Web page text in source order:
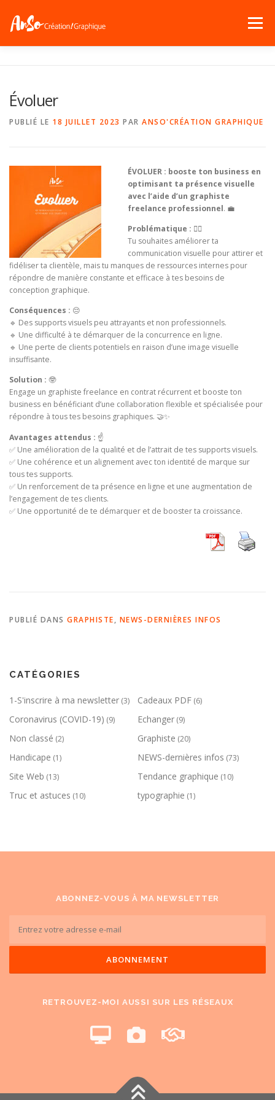
Menu
PORTFOLIO CONTACT
Évoluer
PUBLIÉ LE 18 JUILLET 2023 PAR ANSO'CRÉATION GRAPHIQUE
ÉVOLUER : booste ton business en
optimisant ta présence visuelle
avec l’aide d’un graphiste
freelance professionnel. 💼
Problématique : 🤦‍♀️
Tu souhaites améliorer ta
communication visuelle pour attirer et
fidéliser ta clientèle, mais tu manques de ressources internes pour
répondre de manière constante et efficace à tes besoins de
conception graphique.
Conséquences : 😔
🔹 Des supports visuels peu attrayants et non professionnels.
🔹 Une difficulté à te démarquer de la concurrence en ligne.
🔹 Une perte de clients potentiels en raison d’une image visuelle
insuffisante.
Solution : 🤓
Engage un graphiste freelance en contrat récurrent et booste ton
business en bénéficiant d’une collaboration flexible et spécialisée pour
répondre à tous tes besoins graphiques. 🤝✨
Avantages attendus : ☝
✅ Une amélioration de la qualité et de l’attrait de tes supports visuels.
✅ Une cohérence et un alignement avec ton identité de marque sur
tous tes supports.
✅ Un renforcement de ta présence en ligne et une augmentation de
l’engagement de tes clients.
✅ Une opportunité de te démarquer et de booster ta croissance.
PUBLIÉ DANS GRAPHISTE, NEWS-DERNIÈRES INFOS
CATÉGORIES
1-S'inscrire à ma newsletter (3) Cadeaux PDF (6)
Coronavirus (COVID-19) (9)
Non classé (2)
Echanger (9)
Graphiste (20)
Handicape (1) NEWS-dernières infos (73)
Site Web (13) Tendance graphique (10)
Truc et astuces (10) typographie (1)
ABONNEZ-VOUS À MA NEWSLETTER
RETROUVEZ-MOI AUSSI SUR LES RÉSEAUX